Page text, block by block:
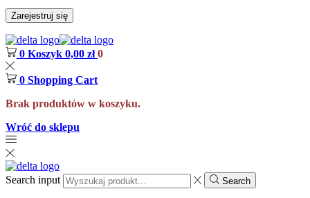
Zarejestruj się
0 Koszyk 0,00 zł 0
0 Shopping Cart
Brak produktów w koszyku.
Wróć do sklepu
Search input Search